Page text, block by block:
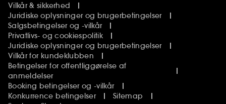
Vilkår & sikkerhed
Juridiske oplysninger og brugerbetingelser
Salgsbetingelser og -vilkår
Privatlivs- og cookiespolitik
Juridiske oplysninger og brugerbetingelser
Vilkår for kundeklubben
Betingelser for offentliggørelse af
anmeldelser
Booking betingelser og -vilkår
Konkurrence betingelser
Sitemap